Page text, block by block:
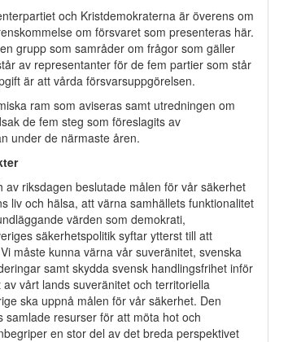
och Kristdemokraterna är överens om
om försvaret som presenteras här.
grupp som samråder om frågor som gäller
av representanter för de fem partier som står
är att vårda försvarsuppgörelsen.
ram som aviseras samt utredningen om
de fem steg som föreslagits av
under de närmaste åren.
riksdagen beslutade målen för vår säkerhet
liv och hälsa, att värna samhällets funktionalitet
värden som demokrati,
säkerhetspolitik syftar ytterst till att
måste kunna värna vår suveränitet, svenska
samt skydda svensk handlingsfrihet inför
vårt lands suveränitet och territoriella
ska uppnå målen för vår säkerhet. Den
resurser för att möta hot och
en stor del av det breda perspektivet